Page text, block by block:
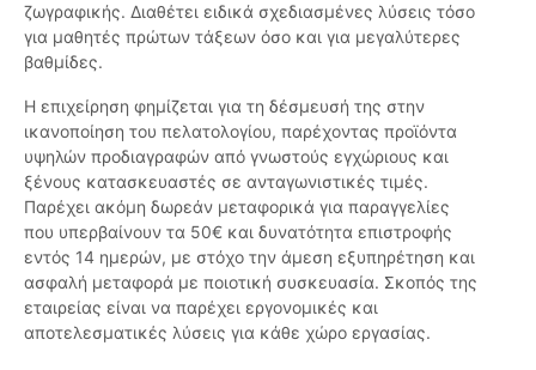
ζωγραφικής. Διαθέτει ειδικά σχεδιασμένες λύσεις τόσο
για μαθητές πρώτων τάξεων όσο και για μεγαλύτερες
βαθμίδες.
Η επιχείρηση φημίζεται για τη δέσμευσή της στην
ικανοποίηση του πελατολογίου, παρέχοντας προϊόντα
υψηλών προδιαγραφών από γνωστούς εγχώριους και
ξένους κατασκευαστές σε ανταγωνιστικές τιμές.
Παρέχει ακόμη δωρεάν μεταφορικά για παραγγελίες
που υπερβαίνουν τα 50€ και δυνατότητα επιστροφής
εντός 14 ημερών, με στόχο την άμεση εξυπηρέτηση και
ασφαλή μεταφορά με ποιοτική συσκευασία. Σκοπός της
εταιρείας είναι να παρέχει εργονομικές και
αποτελεσματικές λύσεις για κάθε χώρο εργασίας.